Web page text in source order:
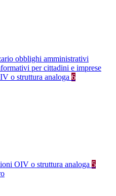
obblighi amministrativi
per cittadini e imprese
o struttura analoga 6
OIV o struttura analoga 5